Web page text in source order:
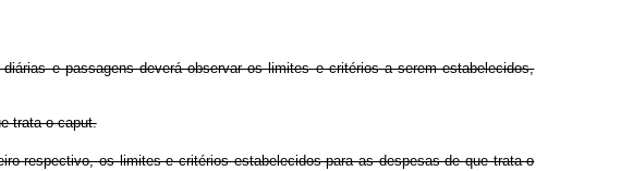
e passagens deverá observar os limites e critérios a serem estabelecidos,
trata o caput.
respectivo, os limites e critérios estabelecidos para as despesas de que trata o